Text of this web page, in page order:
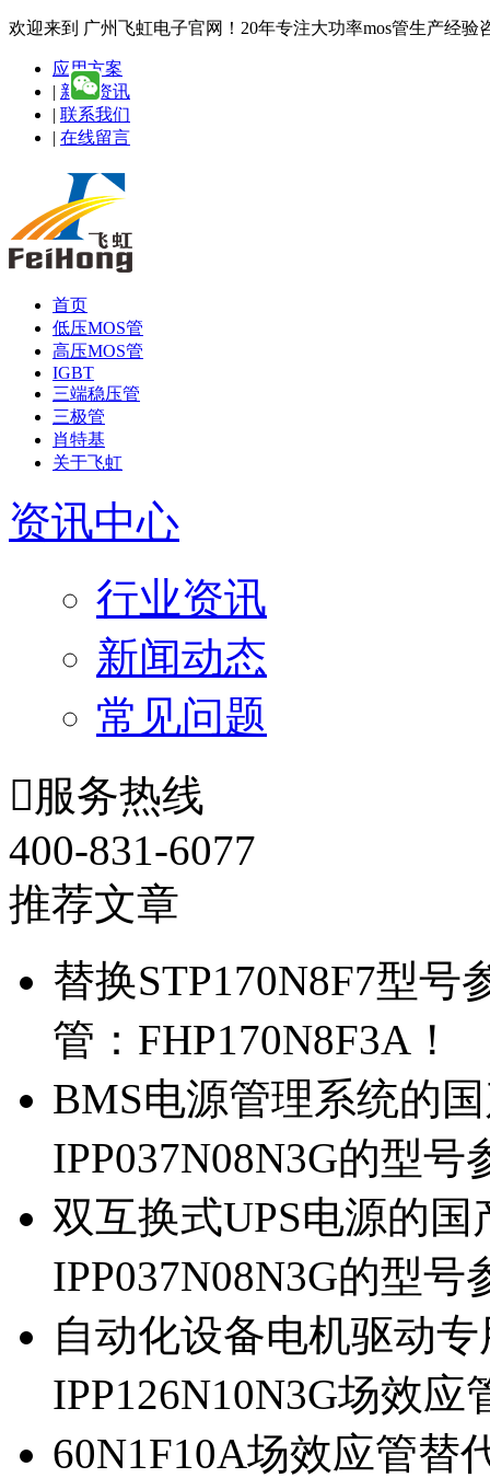
欢迎来到 广州飞虹电子官网！20年专注大功率mos管生产经验
应用方案
| 新闻资讯
| 联系我们
| 在线留言
首页
低压MOS管
高压MOS管
IGBT
三端稳压管
三极管
肖特基
关于飞虹
资讯中心
行业资讯
新闻动态
常见问题
服务热线
400-831-6077
推荐文章
替换STP170N8F7型
管：FHP170N8F3A！
BMS电源管理系统的
IPP037N08N3G的型号
双互换式UPS电源的
IPP037N08N3G的型号
自动化设备电机驱动
IPP126N10N3G场效应
60N1F10A场效应管替